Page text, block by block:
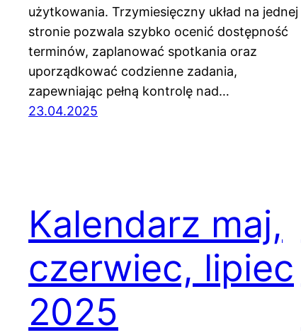
użytkowania. Trzymiesięczny układ na jednej
stronie pozwala szybko ocenić dostępność
terminów, zaplanować spotkania oraz
uporządkować codzienne zadania,
zapewniając pełną kontrolę nad…
23.04.2025
Kalendarz maj,
czerwiec, lipiec
2025